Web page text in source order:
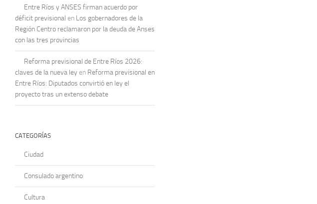
Entre Ríos y ANSES firman acuerdo por
déficit previsional en Los gobernadores de la
Región Centro reclamaron por la deuda de Anses
con las tres provincias
Reforma previsional de Entre Ríos 2026:
claves de la nueva ley en Reforma previsional en
Entre Ríos: Diputados convirtió en ley el
proyecto tras un extenso debate
CATEGORÍAS
Ciudad
Consulado argentino
Cultura